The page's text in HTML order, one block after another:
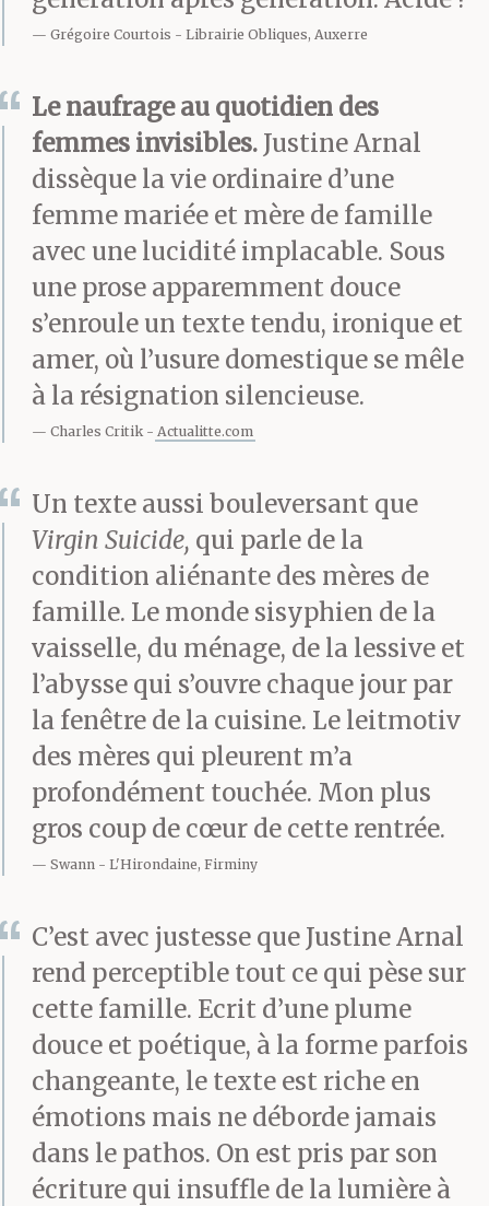
footballeurs. Non
des couilles en or »,
mais en plus ils en sont
fiers. Généralement,
quand on a des couilles
en or, on les palpe
discrètement sous la
table ou sur le compte
secret d’un paradis
fiscal. Qui d’autre que
les footballeurs
assument leurs couilles
en or devant les
caméras ? Hein, qui
d’autre ?
Chaque fois qu’Éric
Richard va quelque
a-t-il, par ici, une paire de
couilles en or ?À force de
passer son temps à
chercher comment s’en
faire, il finit par en
voir partout.
Grégoire Courtois Librairie Obliques, Auxerre
Le naufrage au quotidien des
femmes invisibles. Justine Arnal
dissèque la vie ordinaire d’une
femme mariée et mère de famille
avec une lucidité implacable. Sous
une prose apparemment douce
s’enroule un texte tendu, ironique et
amer, où l’usure domestique se mêle
à la résignation silencieuse.
Charles Critik Actualitte.com
Un texte aussi bouleversant que
Virgin Suicide, qui parle de la
condition aliénante des mères de
famille. Le monde sisyphien de la
vaisselle, du ménage, de la lessive et
l’abysse qui s’ouvre chaque jour par
la fenêtre de la cuisine. Le leitmotiv
des mères qui pleurent m’a
profondément touchée. Mon plus
gros coup de cœur de cette rentrée.
Swann L'Hirondaine, Firminy
C’est avec justesse que Justine Arnal
rend perceptible tout ce qui pèse sur
cette famille. Ecrit d’une plume
douce et poétique, à la forme parfois
changeante, le texte est riche en
émotions mais ne déborde jamais
dans le pathos. On est pris par son
écriture qui insuffle de la lumière à